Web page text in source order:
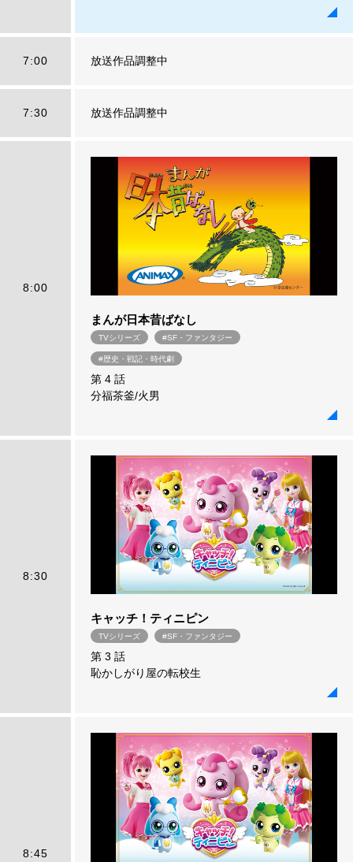
7:00 放送作品調整中
7:30 放送作品調整中
8:00
まんが日本昔ばなし
TVシリーズ #SF・ファンタジー
#歴史・戦記・時代劇
第 4 話
分福茶釜/火男
8:30
キャッチ！ティニピン
TVシリーズ #SF・ファンタジー
第 3 話
恥かしがり屋の転校生
8:45